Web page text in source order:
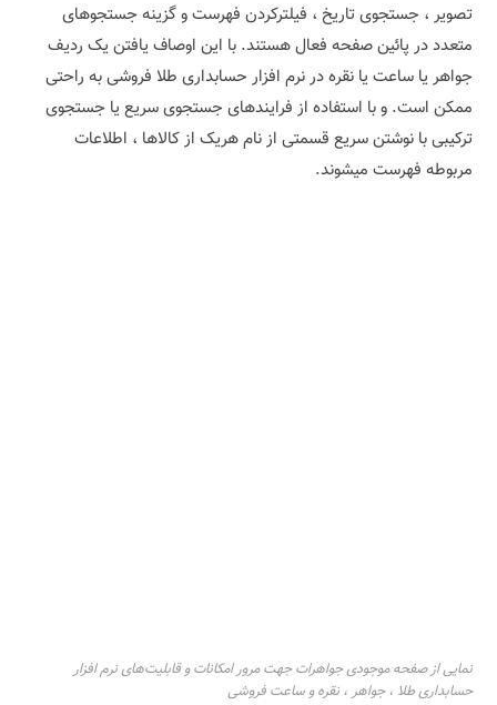
تصویر ، جستجوی تاریخ ، فیلترکردن فهرست و گزینه‌ جستجوهای
متعدد در پائین صفحه فعال هستند. با این اوصاف یافتن یک ردیف
جواهر یا ساعت یا نقره در نرم افزار حسابداری طلا فروشی به راحتی
ممکن است. و با استفاده از فرایندهای جستجوی سریع یا جستجوی
ترکیبی با نوشتن سریع قسمتی از نام هریک از کالاها ، اطلاعات
مربوطه فهرست میشوند.
نمایی از صفحه موجودی جواهرات جهت مرور امکانات و قابلیت‌های نرم افزار
حسابداری طلا ، جواهر ، نقره و ساعت فروشی